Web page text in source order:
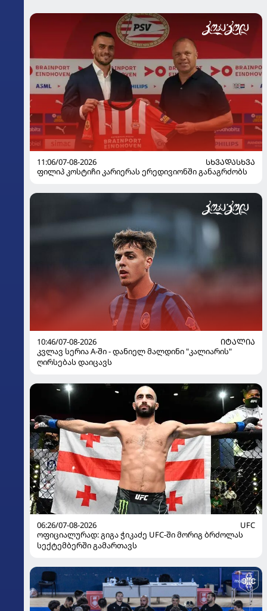
11:06/07-08-2026
ᲡᲮᲕᲐᲓᲐᲡᲮᲕᲐ
ფილიპ კოსტიჩი კარიერას ერედივიონში განაგრძობს
10:46/07-08-2026
ᲘᲢᲐᲚᲘᲐ
კვლავ სერია A-ში - დანიელ მალდინი "კალიარის"
ღირსებას დაიცავს
06:26/07-08-2026
UFC
ოფიციალურად: გიგა ჭიკაძე UFC-ში მორიგ ბრძოლას
სექტემბერში გამართავს